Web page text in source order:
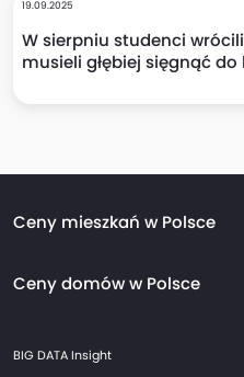
19.09.2025
W sierpniu studenci
musieli głębiej sięgnąć do
Ceny mieszkań w Polsce
Ceny mieszkań Kraków
Ceny domów w Polsce
Ceny domów Kraków
BIG DATA Insight